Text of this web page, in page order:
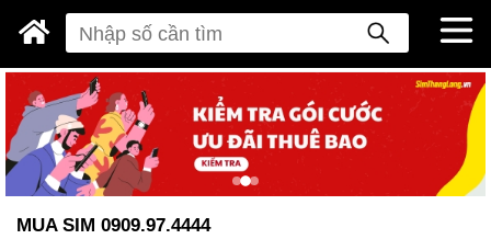
MUA SIM 0909.97.4444